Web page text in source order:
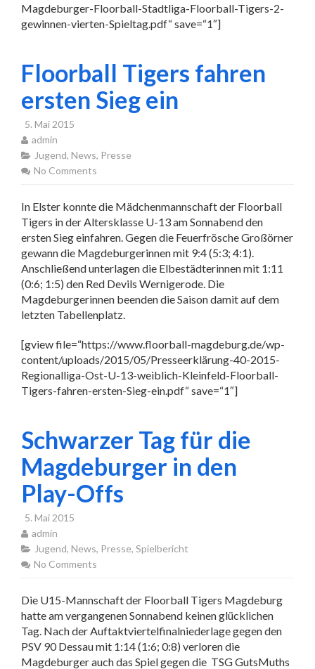
Magdeburger-Floorball-Stadtliga-Floorball-Tigers-2-
gewinnen-vierten-Spieltag.pdf“ save=“1″]
Floorball Tigers fahren
ersten Sieg ein
5. Mai 2015
admin
Jugend, News, Presse
No Comments
In Elster konnte die Mädchenmannschaft der Floorball
Tigers in der Altersklasse U-13 am Sonnabend den
ersten Sieg einfahren. Gegen die Feuerfrösche Großörner
gewann die Magdeburgerinnen mit 9:4 (5:3; 4:1).
Anschließend unterlagen die Elbestädterinnen mit 1:11
(0:6; 1:5) den Red Devils Wernigerode. Die
Magdeburgerinnen beenden die Saison damit auf dem
letzten Tabellenplatz.
[gview file=“https://www.floorball-magdeburg.de/wp-
content/uploads/2015/05/Presseerklärung-40-2015-
Regionalliga-Ost-U-13-weiblich-Kleinfeld-Floorball-
Tigers-fahren-ersten-Sieg-ein.pdf“ save=“1″]
Schwarzer Tag für die
Magdeburger in den
Play-Offs
5. Mai 2015
admin
Jugend, News, Presse, Spielbericht
No Comments
Die U15-Mannschaft der Floorball Tigers Magdeburg
hatte am vergangenen Sonnabend keinen glücklichen
Tag. Nach der Auftaktviertelfinalniederlage gegen den
PSV 90 Dessau mit 1:14 (1:6; 0:8) verloren die
Magdeburger auch das Spiel gegen die TSG GutsMuths